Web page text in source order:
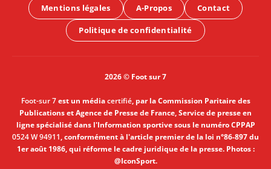
Mentions légales
A-Propos Contact
Politique de confidentialité
2026 © Foot sur 7
Foot-sur 7est un médiacertifié, par la Commission Paritaire des
Publications et Agence de Presse de France, Service de presse en
ligne spécialisé dans l'Information sportive sous le numéro CPPAP
0524 W 94911, conformément à l'article premier de la loi n°86-897 du
1er août 1986, qui réforme le cadre juridique de la presse. Photos :
@IconSport.